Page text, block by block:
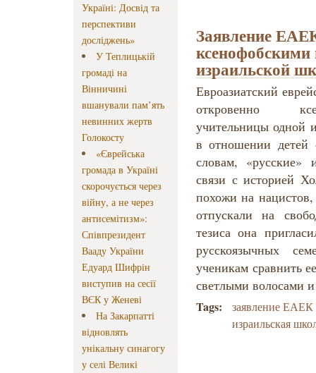
Україні: Досвід та
перспективи
досліджень»
У Теплицькій
громаді на
Вінничині
вшанували пам’ять
невинних жертв
Голокосту
«Єврейська
громада в Україні
скорочується через
війну, а не через
антисемітизм»:
Співпрезидент
Вааду України
Едуард Шифрін
виступив на сесії
ВЄК у Женеві
На Закарпатті
відновлять
унікальну синагогу
у селі Великі
Заявление
израильской
Евроазиатский
откровенно
учительницы одной
в отношении детей
словам, «русские»
связи с историей
похожи на
отпускали на
тезиса она
русскоязычных
ученикам сравнить
светлыми волосами
Tags:
заявление ЕАЕК
израильская